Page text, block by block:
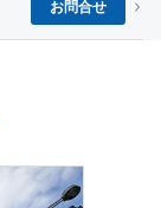
お問合せ